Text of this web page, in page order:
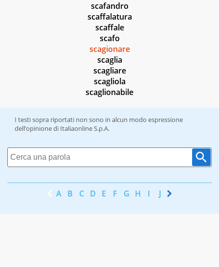
scafandro
scaffalatura
scaffale
scafo
scagionare
scaglia
scagliare
scagliola
scaglionabile
I testi sopra riportati non sono in alcun modo espressione
dell’opinione di Italiaonline S.p.A.
A B C D E F G H I J K